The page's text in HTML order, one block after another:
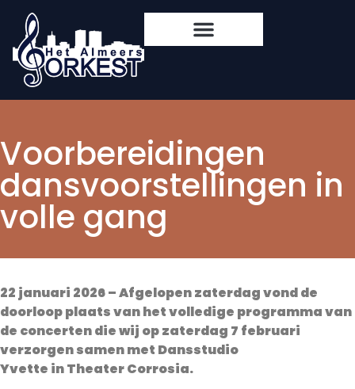
Voorbereidingen
dansvoorstellingen in
volle gang
22 januari 2026 – Afgelopen zaterdag vond de
doorloop plaats van het volledige programma van
de concerten die wij op zaterdag 7 februari
verzorgen samen met Dansstudio
Yvette in Theater Corrosia.